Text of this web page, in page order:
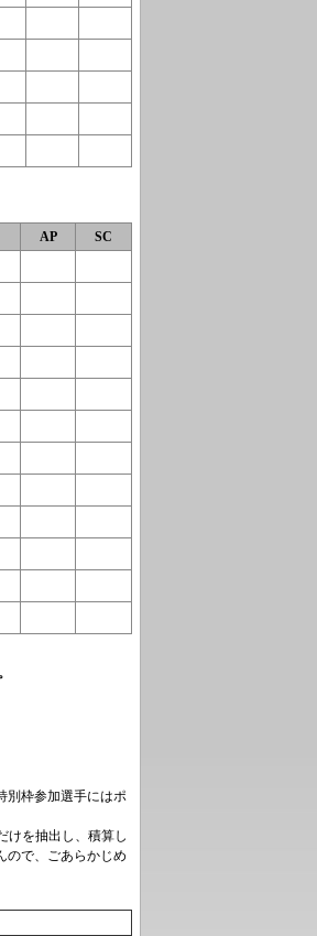
AP
SC
別枠参加選手にはポ
けを抽出し、積算し
ので、ごあらかじめ